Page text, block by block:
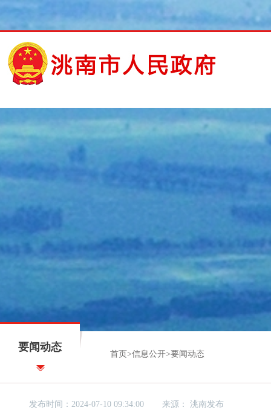
要闻动态
首页 >信息公开>要闻动态
发布时间：2024-07-10 09:34:00 来源：洮南发布